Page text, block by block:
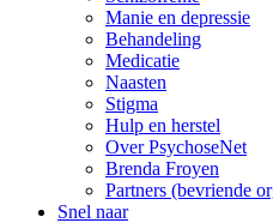
Manie en depressie
Behandeling
Medicatie
Naasten
Stigma
Hulp en herstel
Over PsychoseNet
Brenda Froyen
Partners (bevriende
Snel naar